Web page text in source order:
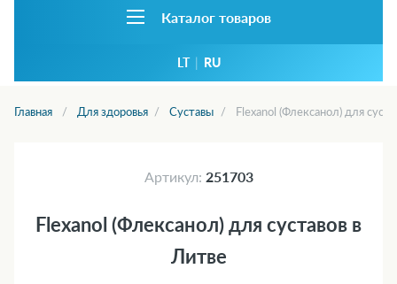
Каталог товаров
LT | RU
Главная Для здоровья Суставы Flexanol (Флексанол) для
Артикул: 251703
Flexanol (Флексанол) для суставов в
Литве